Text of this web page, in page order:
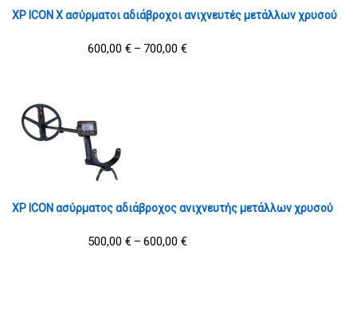
XP ICON X ασύρματοι αδιάβροχοι ανιχνευτές μετάλλων χρυσού
600,00 € – 700,00 €
XP ICON ασύρματος αδιάβροχος ανιχνευτής μετάλλων χρυσού
500,00 € – 600,00 €